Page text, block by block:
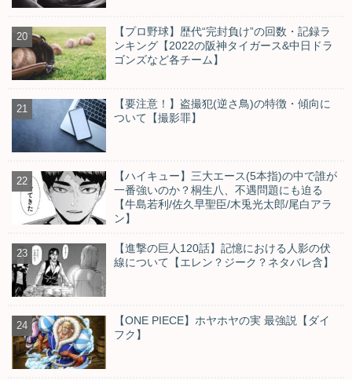
【プロ野球】歴代“完封負け”の回数・記録ラ
ンキング【2022の阪神タイガース&中日ドラ
ゴンズなど各チーム】
【要注意！】盗撮犯(逆さ鳥)の特徴・傾向に
ついて【撮影罪】
【ハイキュー】三大エース(5本指)の中で誰が
一番強いのか？桐生八、不遇問題にも迫る
【牛島若利/佐久早聖臣/木兎光太郎/尾白アラ
ン】
【進撃の巨人120話】記憶における人影の伏
線について【エレン？ジーク？ネタバレ含】
【ONE PIECE】ホヤホヤの実 最強説【ダイ
フク】